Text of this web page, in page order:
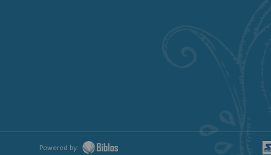
Powered by: